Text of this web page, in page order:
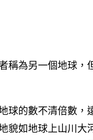
為另一個地球
的數不清倍數
如地球上山川